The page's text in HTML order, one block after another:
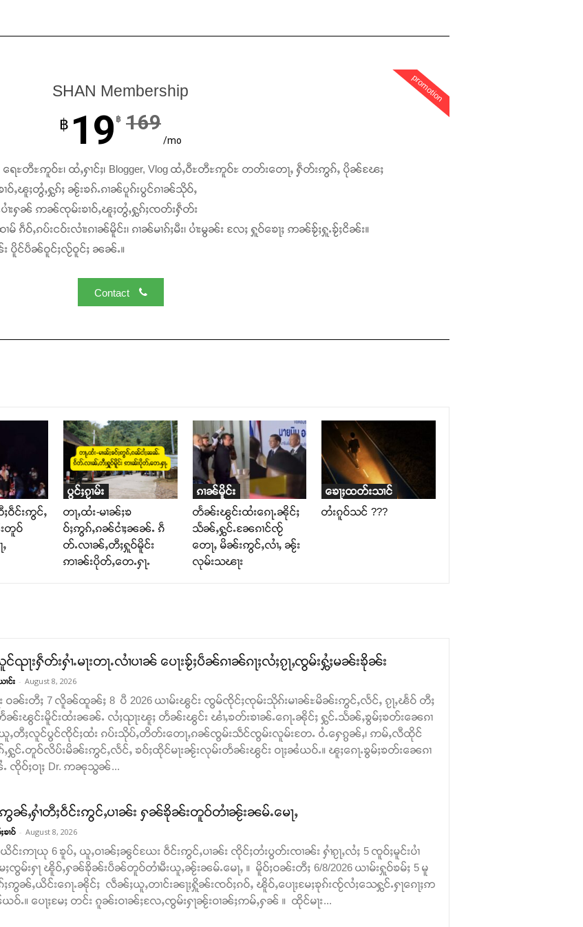
promotion
SHAN Membership
฿ 19 ฿ 169
/mo
ရေႊတီႊဢူဝ်ႊ၊ ထႆႇႁၢင်ႈ၊ Blogger, Vlog ထႆႇဝီႊတီႊဢူဝ်ႊ တတ်းတေႃႇ ႁဵတ်းဢွၵ်ႇ ပိုၼ်ၽႄႈ
ဝ်ႇၽူႈတွႆႇႁွၵ်ႈ ၼႂ်းၶၵ်ႉၵၢၼ်ပူၵ်းပွင်ၵၢၼ်သိုဝ်ႇ
ႉပၢႆးႁၼ် ဢၼ်ၸုမ်းၶၢဝ်ႇၽူႈတွႆႇႁွၵ်ႈၸတ်းႁဵတ်း
ၵဵဝ်ႇၵပ်းငဝ်းလၢႆးၵၢၼ်မိူင်း၊ ၵၢၼ်မၢၵ်ႈမီး၊ ပၢႆးမွၼ်း လႄႈ ႁူဝ်ၶေႃႈ ဢၼ်ၶႂ်ႈႁူႉၶႂ်ႈငိၼ်း။
း ပိူင်ပဵၼ်ဝူင်ႈလႂ်ဝူင်ႈ ၼၼ်ႉ။
Contact
ဝဵင်းဢွင်ႇ
တူဝ်
ပွင်ႈၵႂၢမ်း
တႃႇထႆး-မၢၼ်ႈၶ
ဝ်ႈဢွၵ်ႇၵၼ်ငၢႆႈၼၼ်ႉ ၵဵ
တ်ႉလၢၼ်ႇတီႈႁူဝ်မိူင်း
ဢၢၼ်းပိုတ်ႇတေႉႁႃႉ
ၵၢၼ်မိူင်း
တႅၼ်းၽွင်းထႆးၵေႃႉၼိုင်ႈ
သႅၼ်ႇႁွင်ႉၼႄၵၢင်ၸႂ်
တေႃႇ မိၼ်းဢွင်ႇလၢႆႇ ၼႂ်း
လုမ်းသၽႃး
ၶေႃႈထတ်းသၢင်
တႆးၵူဝ်သင် ???
င်ၺႃးႁဵတ်းႁၢႆႉမႃးတႃႉလၢႆပၢၼ် ​​ပေႃးၶႂ်ႈပဵၼ်ၵၢၼ်ၵႃႈလႆႈၵႂႃႇၸွမ်းႁွႆႈမၼ်းၶိုၼ်း
ၢင်း - August 8, 2026
း ဝၼ်းတီႈ 7 လိူၼ်ထူၼ်ႈ 8 ပီ 2026 ယၢမ်းၽွင်း ၸွမ်ၸိုင်ႈၸုမ်းသိုၵ်းမၢၼ်ႊမိၼ်းဢွင်ႇလႅင်ႇ ၵႂႃႇၽႅဝ် တီႈ
းၽွင်းမိူင်းထႆးၼၼ်ႉ လႆႈၺႃးၽူႈ တႅၼ်းၽွင်း ၽၢႆႇၶတ်းၶၢၼ်ႉ​​ၵေႃႉၼိုင်ႈ ႁွင်ႉသႅၼ်ႇၶွမ်ႈၶတ်း​​ၼေၵၢ
ႇတီႈလူင်ပွင်ၸိုင်ႈထႆး ၵပ်းသိုပ်ႇတိတ်း​​တေႃႇၵၼ်ၸွမ်းသဵင်ၸွမ်းလူမ်းတႄႉ ဝႆႉ​​ႁေၵွၼ်ႇ၊ ဢမ်ႇလီထိုင်
ႇႁွင်ႉတူဝ်လိပ်းမိၼ်းဢွင်ႇလႅင်ႇ ၶဝ်ႈထိုင်မႃးၼႂ်းလုမ်းတႅၼ်းၽွင်း ဝႃႈၼႆယဝ်ႉ။ ၽူႈ​​ၵေႃႉၶွမ်ႈၶတ်း​​ၼေၵၢ
ၸိုဝ်ႈဝႃႈ Dr. ဢၼုသွၼ်...
ၼ်ႇႁၢႆတီႈဝဵင်းဢွင်ႇပၢၼ်း ႁၼ်ၶိုၼ်းတူဝ်တၢႆၼႂ်းၼမ်ႉမေႃႇ
ၶၢဝ် - August 8, 2026
းဢႃယု 6 ၶူပ်ႇ ယူႇဝၢၼ်ႈၼွင်ယႄး ဝဵင်းဢွင်ႇပၢၼ်း ၸိုင်ႈတႆးပွတ်းၸၢၼ်း ႁၢႆၵႂႃႇလႆႈ 5 ၸူဝ်ႈမူင်းပၢႆ
ႄႈၸွမ်းႁႃ ၽိူဝ်ႇႁၼ်ၶိုၼ်းပဵၼ်တူဝ်တၢႆမီးယူႇၼႂ်းၼမ်ႉမေႃႇ ။ မိူဝ်ႈဝၼ်းတီႈ 6/8/2026 ယၢမ်းႁူဝ်ၶမ်ႈ 5 မူ
ႈဢွၼ်ႇယိင်းၵေႃႉၼိုင်ႈ လဵၼ်ႈယူႇတၢင်းၼႃႈႁိူၼ်းၸဝ်ႈၵဝ်ႇ ၽိူဝ်ႇပေႃႈမႄႈၶုၵ်းၸႂ်လႆႈသေႁွင်ႉႁႃၵေႃႈဢ
ဝ်ႉ။ ပေႃႈမႄႈ တင်း ၵူၼ်းဝၢၼ်ႈလႄႇၸွမ်းႁႃၼႂ်းဝၢၼ်ႈဢမ်ႇႁၼ် ။ ထိုင်မႃး...